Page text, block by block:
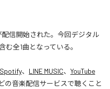
配信開始された。今回デジタル
む全1曲となっている。
Spotify、 LINE MUSIC、 YouTube
の音楽配信サービスで聴くこと